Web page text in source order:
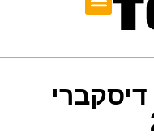
דיסקברי